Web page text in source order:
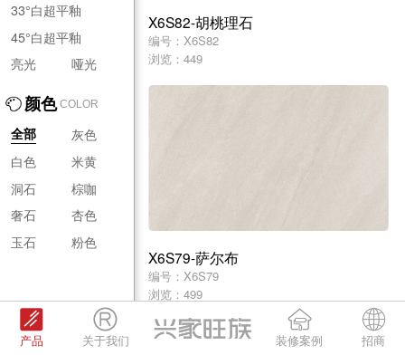
33°白超平釉
45°白超平釉
亮光
哑光
颜色 COLOR
全部
灰色
白色
米黄
洞石
棕咖
奢石
杏色
玉石
粉色
X6S82-胡桃理石
编号：X6S82
浏览：449
X6S79-萨尔布
编号：X6S79
浏览：499
产品 关于我们 装修案例 招商